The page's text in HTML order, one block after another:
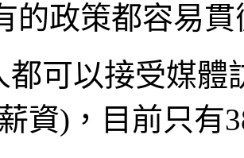
的政策都容易貫
可以接受媒體
資)，目前只有